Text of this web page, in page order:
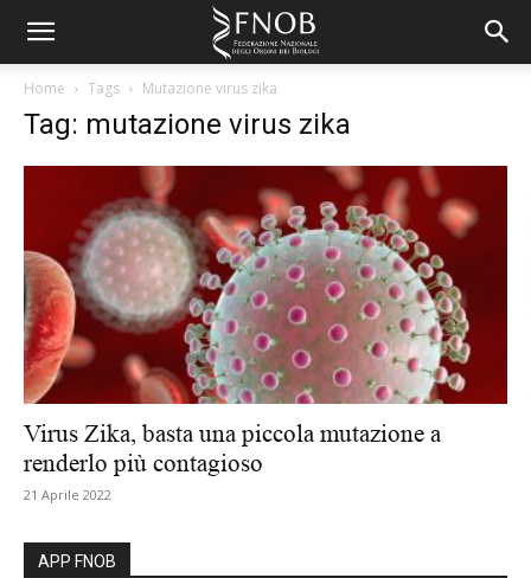
Home Tags Mutazione virus zika
Tag: mutazione virus zika
Virus Zika, basta una piccola mutazione a
renderlo più contagioso
21 Aprile 2022
APP FNOB